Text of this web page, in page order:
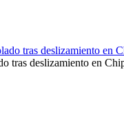
tras deslizamiento en